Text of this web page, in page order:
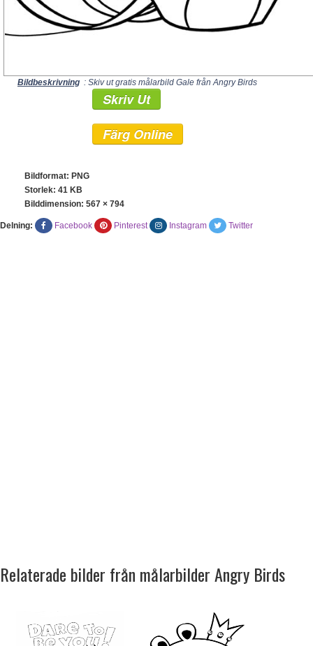
Bildbeskrivning : Skiv ut gratis målarbild Gale från Angry Birds
Skriv Ut
Färg Online
Bildformat: PNG
Storlek: 41 KB
Bilddimension: 567 × 794
Delning: Facebook Pinterest Instagram Twitter
Relaterade bilder från målarbilder Angry Birds